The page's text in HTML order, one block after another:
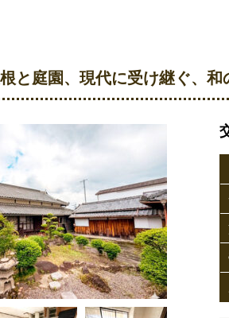
と庭園、現代に受け継ぐ、和